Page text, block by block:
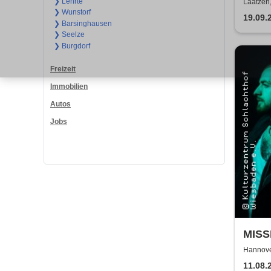
❯ Wunstorf
❯ Barsinghausen
❯ Seelze
❯ Burgdorf
Freizeit
Immobilien
Autos
Jobs
KiJuZ